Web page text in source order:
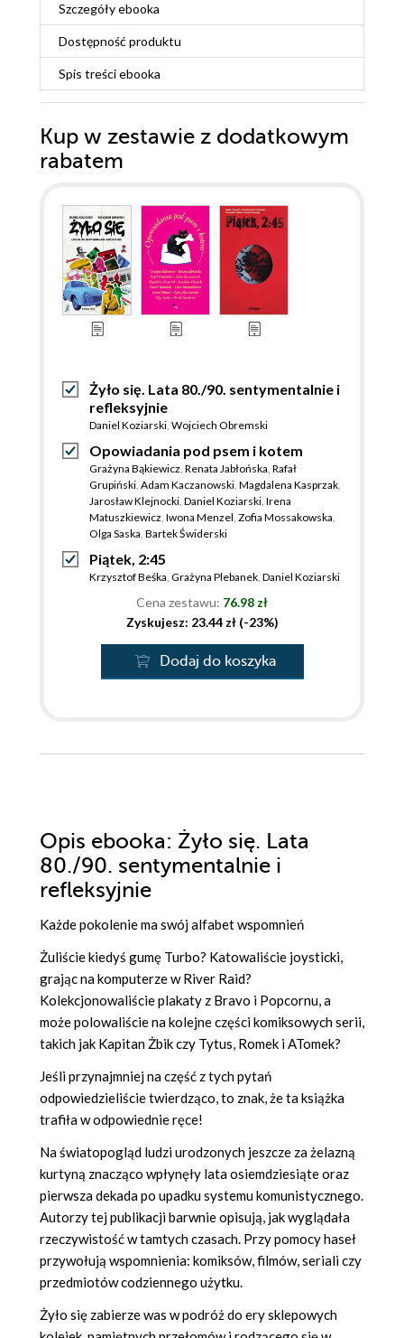
Szczegółyebooka
Dostępność produktu
Spis treściebooka
Kup w zestawie z dodatkowym
rabatem
Żyło się. Lata 80./90. sentymentalnie i
refleksyjnie
Daniel Koziarski, Wojciech Obremski
Opowiadania pod psem i kotem
Grażyna Bąkiewicz, Renata Jabłońska, Rafał
Grupiński, Adam Kaczanowski, Magdalena Kasprzak,
Jarosław Klejnocki, Daniel Koziarski, Irena
Matuszkiewicz, Iwona Menzel, Zofia Mossakowska,
Olga Saska, Bartek Świderski
Piątek, 2:45
Krzysztof Beśka, Grażyna Plebanek, Daniel Koziarski
Cena zestawu: 76.98 zł
Zyskujesz: 23.44 zł (-23%)
Dodaj do koszyka
Opis ebooka: Żyło się. Lata
80./90. sentymentalnie i
refleksyjnie
Każde pokolenie ma swój alfabet wspomnień
Żuliście kiedyś gumę Turbo? Katowaliście joysticki,
grając na komputerze w River Raid?
Kolekcjonowaliście plakaty z Bravo i Popcornu, a
może polowaliście na kolejne części komiksowych serii,
takich jak Kapitan Żbik czy Tytus, Romek i ATomek?
Jeśli przynajmniej na część z tych pytań
odpowiedzieliście twierdząco, to znak, że ta książka
trafiła w odpowiednie ręce!
Na światopogląd ludzi urodzonych jeszcze za żelazną
kurtyną znacząco wpłynęły lata osiemdziesiąte oraz
pierwsza dekada po upadku systemu komunistycznego.
Autorzy tej publikacji barwnie opisują, jak wyglądała
rzeczywistość w tamtych czasach. Przy pomocy haseł
przywołują wspomnienia: komiksów, filmów, seriali czy
przedmiotów codziennego użytku.
Żyło się zabierze was w podróż do ery sklepowych